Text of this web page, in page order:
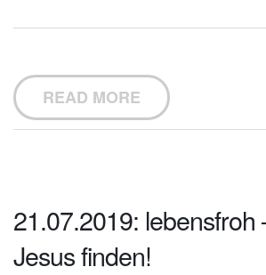
READ MORE
21.07.2019: lebensfroh
Jesus finden!